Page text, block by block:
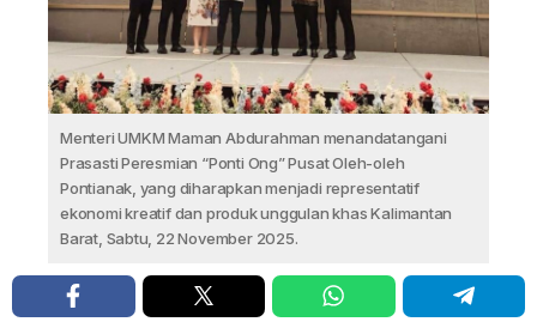
Menteri UMKM Maman Abdurahman menandatangani
Prasasti Peresmian “Ponti Ong” Pusat Oleh-oleh
Pontianak, yang diharapkan menjadi representatif
ekonomi kreatif dan produk unggulan khas Kalimantan
Barat, Sabtu, 22 November 2025.